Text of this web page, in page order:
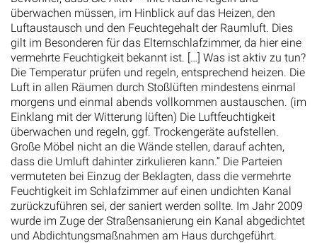
überwachen müssen, im Hinblick auf das Heizen, den
Luftaustausch und den Feuchtegehalt der Raumluft. Dies
gilt im Besonderen für das Elternschlafzimmer, da hier eine
vermehrte Feuchtigkeit bekannt ist. […] Was ist aktiv zu tun?
Die Temperatur prüfen und regeln, entsprechend heizen. Die
Luft in allen Räumen durch Stoßlüften mindestens einmal
morgens und einmal abends vollkommen austauschen. (im
Einklang mit der Witterung lüften) Die Luftfeuchtigkeit
überwachen und regeln, ggf. Trockengeräte aufstellen.
Große Möbel nicht an die Wände stellen, darauf achten,
dass die Umluft dahinter zirkulieren kann.“ Die Parteien
vermuteten bei Einzug der Beklagten, dass die vermehrte
Feuchtigkeit im Schlafzimmer auf einen undichten Kanal
zurückzuführen sei, der saniert werden sollte. Im Jahr 2009
wurde im Zuge der Straßensanierung ein Kanal abgedichtet
und Abdichtungsmaßnahmen am Haus durchgeführt.